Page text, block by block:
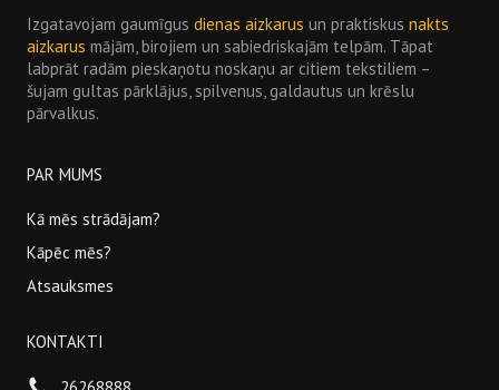
Izgatavojam gaumīgusdienas aizkarus un praktiskusnakts
aizkarus mājām, birojiem un sabiedriskajām telpām. Tāpat
labprāt radām pieskaņotu noskaņu ar citiem tekstiliem –
šujam gultas pārklājus, spilvenus, galdautus un krēslu
pārvalkus.
PAR MUMS
Kā mēs strādājam?
Kāpēc mēs?
Atsauksmes
KONTAKTI